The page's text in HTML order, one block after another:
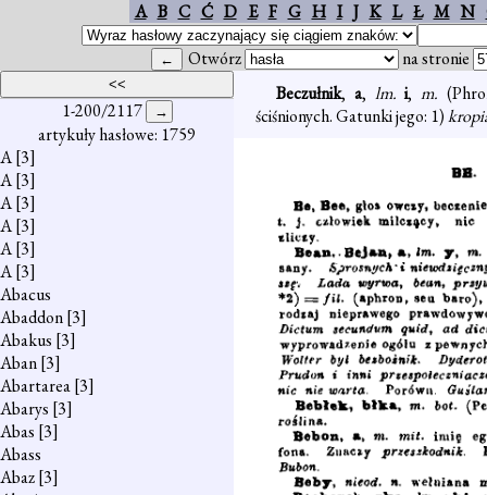
A B C Ć D E F G H I J K L Ł M N
Otwórz na stronie
1-200/2117
artykuły hasłowe: 1759
A[3]
A[3]
A[3]
A[3]
A[3]
A[3]
Abacus
Abaddon[3]
Abakus [3]
Aban[3]
Abartarea[3]
Abarys [3]
Abas [3]
Abass
Abaz[3]
Beczułnik, a, lm.i,m.
ściśnionych. Gatunki jego: 1)